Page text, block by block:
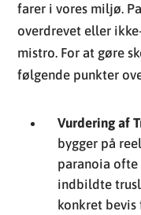
farer i vores miljø.
overdrevet eller
mistro. For at gøre
følgende punkter
Vurdering af
bygger på
paranoia ofte
indbildte
konkret